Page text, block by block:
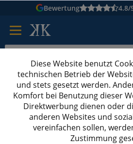
Bewertung 4.8/
Kartons bedruckenKartons
Kartons ab 100 mm Länge
Diese Website benutzt
technischen Betrieb der
und stets gesetzt werden.
Komfort bei Benutzung dieser
Direktwerbung dienen oder
anderen Websites und
vereinfachen sollen,
Zustimmung